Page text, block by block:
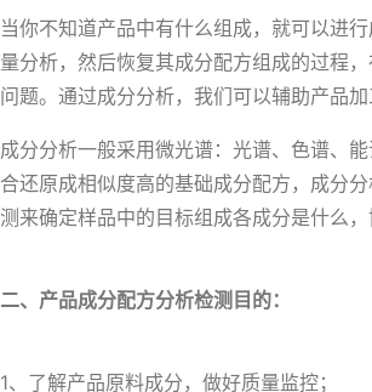
当你不知道产品中有什么组成，就可以进
量分析，然后恢复其成分配方组成的过程
问题。通过成分分析，我们可以辅助产品
成分分析一般采用微光谱：光谱、色谱、
合还原成相似度高的基础成分配方，成分
测来确定样品中的目标组成各成分是什么
二、产品成分配方分析检测目的：
1、了解产品原料成分，做好质量监控；